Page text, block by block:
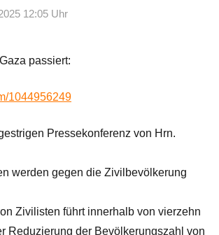
12:05 Uhr
passiert:
1044956249
Pressekonferenz von Hrn.
werden gegen die Zivilbevölkerung
Zivilisten führt innerhalb von vierzehn
Reduzierung der Bevölkerungszahl von